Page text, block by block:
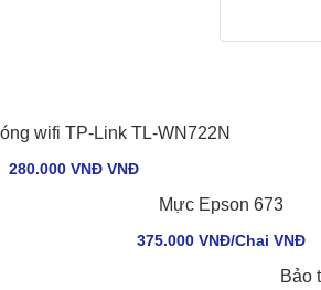
wifi TP-Link TL-WN722N
280.000 VNĐ VNÐ
Mực Epson 673
375.000 VNĐ/Chai VNÐ
Bảo